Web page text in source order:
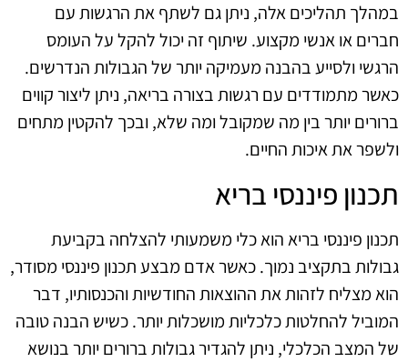
במהלך תהליכים אלה, ניתן גם לשתף את הרגשות עם
חברים או אנשי מקצוע. שיתוף זה יכול להקל על העומס
הרגשי ולסייע בהבנה מעמיקה יותר של הגבולות הנדרשים.
כאשר מתמודדים עם רגשות בצורה בריאה, ניתן ליצור קווים
ברורים יותר בין מה שמקובל ומה שלא, ובכך להקטין מתחים
ולשפר את איכות החיים.
תכנון פיננסי בריא
תכנון פיננסי בריא הוא כלי משמעותי להצלחה בקביעת
גבולות בתקציב נמוך. כאשר אדם מבצע תכנון פיננסי מסודר,
הוא מצליח לזהות את ההוצאות החודשיות והכנסותיו, דבר
המוביל להחלטות כלכליות מושכלות יותר. כשיש הבנה טובה
של המצב הכלכלי, ניתן להגדיר גבולות ברורים יותר בנושא